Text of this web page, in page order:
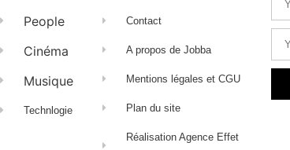
People
Cinéma
Musique
Technlogie
Contact
A propos de Jobba
Mentions légales et CGU
Plan du site
Réalisation Agence Effet